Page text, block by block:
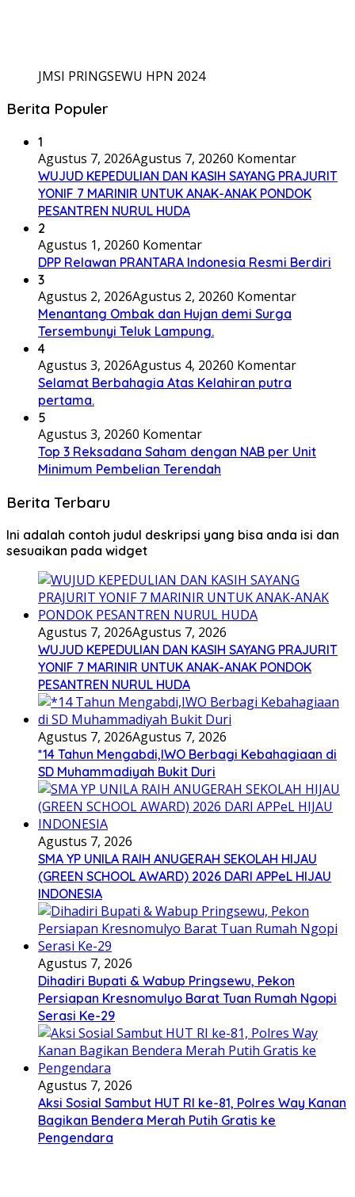
JMSI PRINGSEWU HPN 2024
Berita Populer
1
Agustus 7, 2026Agustus 7, 20260 Komentar
WUJUD KEPEDULIAN DAN KASIH SAYANG PRAJURIT
YONIF 7 MARINIR UNTUK ANAK-ANAK PONDOK
PESANTREN NURUL HUDA
2
Agustus 1, 20260 Komentar
DPP Relawan PRANTARA Indonesia Resmi Berdiri
3
Agustus 2, 2026Agustus 2, 20260 Komentar
Menantang Ombak dan Hujan demi Surga
Tersembunyi Teluk Lampung.
4
Agustus 3, 2026Agustus 4, 20260 Komentar
Selamat Berbahagia Atas Kelahiran putra
pertama.
5
Agustus 3, 20260 Komentar
Top 3 Reksadana Saham dengan NAB per Unit
Minimum Pembelian Terendah
Berita Terbaru
Ini adalah contoh judul deskripsi yang bisa anda isi dan
sesuaikan pada widget
Agustus 7, 2026Agustus 7, 2026
WUJUD KEPEDULIAN DAN KASIH SAYANG PRAJURIT
YONIF 7 MARINIR UNTUK ANAK-ANAK PONDOK
PESANTREN NURUL HUDA
Agustus 7, 2026Agustus 7, 2026
*14 Tahun Mengabdi,IWO Berbagi Kebahagiaan di
SD Muhammadiyah Bukit Duri
Agustus 7, 2026
SMA YP UNILA RAIH ANUGERAH SEKOLAH HIJAU
(GREEN SCHOOL AWARD) 2026 DARI APPeL HIJAU
INDONESIA
Agustus 7, 2026
Dihadiri Bupati & Wabup Pringsewu, Pekon
Persiapan Kresnomulyo Barat Tuan Rumah Ngopi
Serasi Ke-29
Agustus 7, 2026
Aksi Sosial Sambut HUT RI ke-81, Polres Way Kanan
Bagikan Bendera Merah Putih Gratis ke
Pengendara